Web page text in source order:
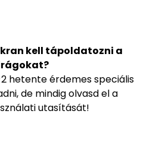
kell tápoldatozni a
hetente érdemes speciális
de mindig olvasd el a
utasítását!